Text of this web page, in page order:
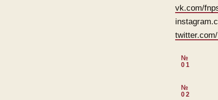
vk.com/